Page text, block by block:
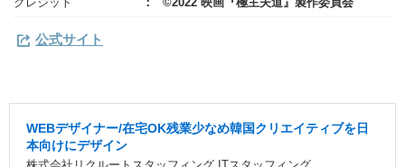
公式サイト
WEBデザイナー/在宅OK残業少なめ韓国クリエイティブを日
本向けにデザイン